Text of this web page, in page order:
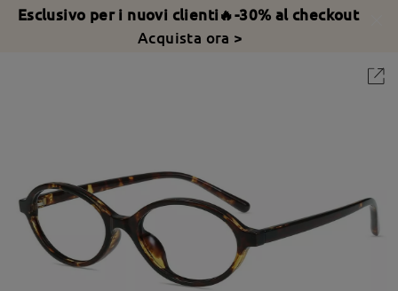
Esclusivo per i nuovi clienti🔥-30% al checkout
Acquista ora >